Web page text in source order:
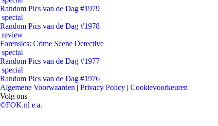
Random Pics van de Dag #1979
special
Random Pics van de Dag #1978
review
Forensics: Crime Scene Detective
special
Random Pics van de Dag #1977
special
Random Pics van de Dag #1976
Algemene Voorwaarden | Privacy Policy | Cookievoorkeuren
Volg ons
©FOK.nl e.a.